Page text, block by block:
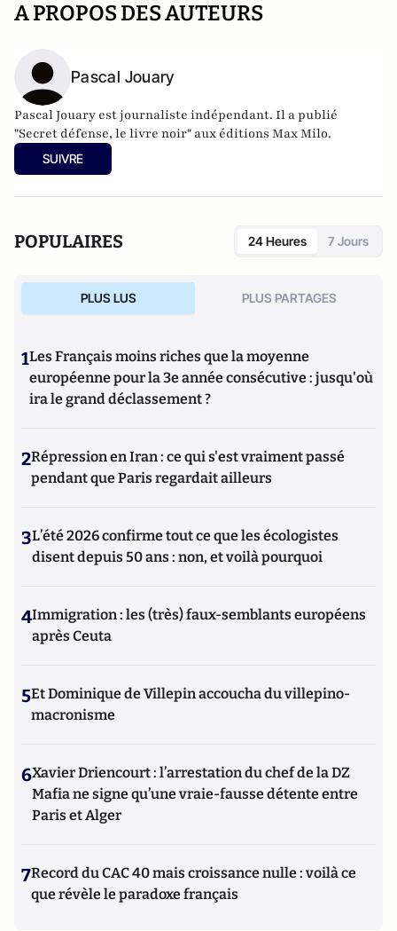
A PROPOS DES AUTEURS
Pascal Jouary
Pascal Jouary est journaliste indépendant. Il a publié
"Secret défense, le livre noir" aux éditions Max Milo.
SUIVRE
POPULAIRES 24 Heures 7 Jours
PLUS LUS PLUS PARTAGES
1Les Français moins riches que la moyenne
européenne pour la 3e année consécutive : jusqu'où
ira le grand déclassement ?
2Répression en Iran : ce qui s'est vraiment passé
pendant que Paris regardait ailleurs
3L’été 2026 confirme tout ce que les écologistes
disent depuis 50 ans : non, et voilà pourquoi
4Immigration : les (très) faux-semblants européens
après Ceuta
5Et Dominique de Villepin accoucha du villepino-
macronisme
6Xavier Driencourt : l’arrestation du chef de la DZ
Mafia ne signe qu’une vraie-fausse détente entre
Paris et Alger
7Record du CAC 40 mais croissance nulle : voilà ce
que révèle le paradoxe français